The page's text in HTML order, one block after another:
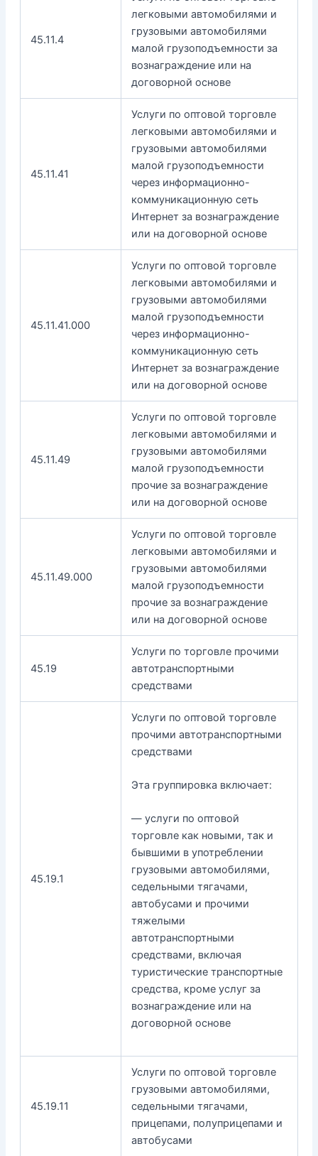
45.11.4
легковыми автомобилями и
грузовыми автомобилями
малой грузоподъемности за
вознаграждение или на
договорной основе
45.11.41
Услуги по оптовой торговле
легковыми автомобилями и
грузовыми автомобилями
малой грузоподъемности
через информационно-
коммуникационную сеть
Интернет за вознаграждение
или на договорной основе
45.11.41.000
Услуги по оптовой торговле
легковыми автомобилями и
грузовыми автомобилями
малой грузоподъемности
через информационно-
коммуникационную сеть
Интернет за вознаграждение
или на договорной основе
45.11.49
Услуги по оптовой торговле
легковыми автомобилями и
грузовыми автомобилями
малой грузоподъемности
прочие за вознаграждение
или на договорной основе
45.11.49.000
Услуги по оптовой торговле
легковыми автомобилями и
грузовыми автомобилями
малой грузоподъемности
прочие за вознаграждение
или на договорной основе
45.19
Услуги по торговле прочими
автотранспортными
средствами
45.19.1
Услуги по оптовой торговле
прочими автотранспортными
средствами
Эта группировка включает:
— услуги по оптовой
торговле как новыми, так и
бывшими в употреблении
грузовыми автомобилями,
седельными тягачами,
автобусами и прочими
тяжелыми
автотранспортными
средствами, включая
туристические транспортные
средства, кроме услуг за
вознаграждение или на
договорной основе
45.19.11
Услуги по оптовой торговле
грузовыми автомобилями,
седельными тягачами,
прицепами, полуприцепами и
автобусами